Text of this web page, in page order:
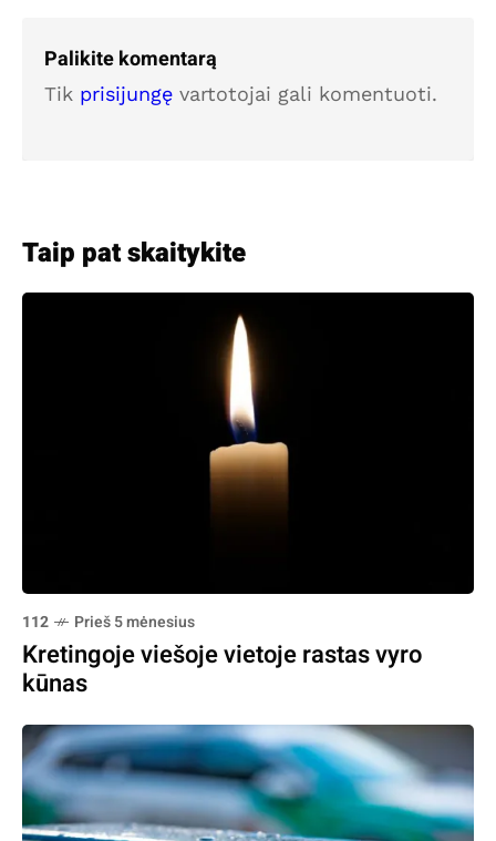
Palikite komentarą
Tik prisijungę vartotojai gali komentuoti.
Taip pat skaitykite
112 Prieš 5 mėnesius
Kretingoje viešoje vietoje rastas vyro
kūnas